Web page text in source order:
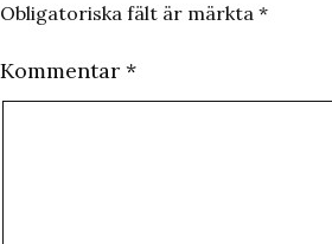
Obligatoriska fält är märkta *
Kommentar *